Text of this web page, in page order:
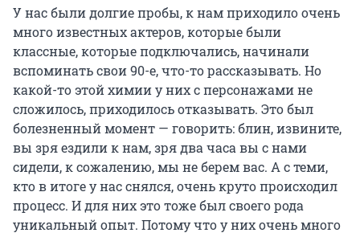
У нас были долгие пробы, к нам приходило очень
много известных актеров, которые были
классные, которые подключались, начинали
вспоминать свои 90-е, что-то рассказывать. Но
какой-то этой химии у них с персонажами не
сложилось, приходилось отказывать. Это был
болезненный момент — говорить: блин, извините,
вы зря ездили к нам, зря два часа вы с нами
сидели, к сожалению, мы не берем вас. А с теми,
кто в итоге у нас снялся, очень круто происходил
процесс. И для них это тоже был своего рода
уникальный опыт. Потому что у них очень много